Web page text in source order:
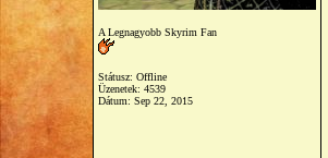
A Legnagyobb Skyrim Fan
Státusz: Offline
Üzenetek: 4539
Dátum:Sep 22, 2015